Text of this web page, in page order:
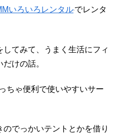
いろいろレンタルでレンタ
てみて、うまく生活にフィ
けの話。
ちゃ便利で使いやすいサー
でっかいテントとかを借り